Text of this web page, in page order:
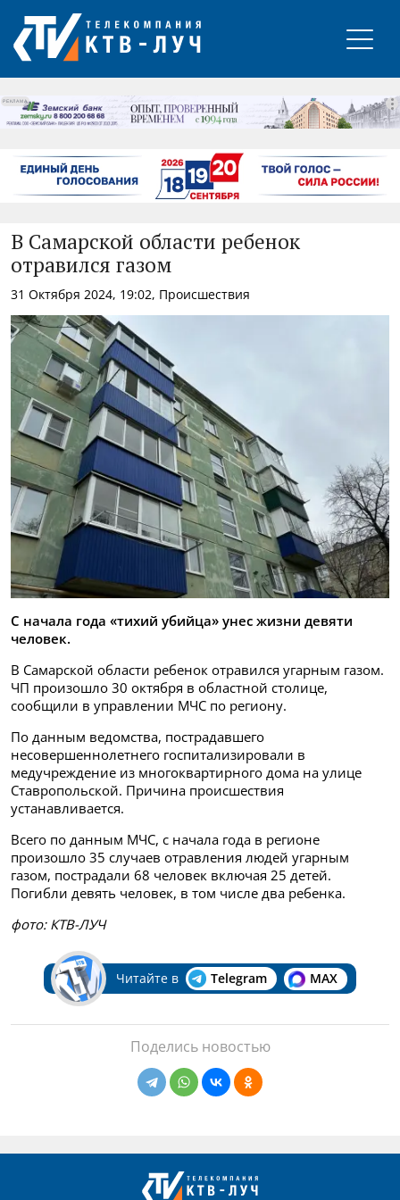
РЕКЛАМА
В Самарской области ребенок
отравился газом
31 Октября 2024, 19:02, Происшествия
С начала года «тихий убийца» унес жизни девяти
человек.
В Самарской области ребенок отравился угарным газом.
ЧП произошло 30 октября в областной столице,
сообщили в управлении МЧС по региону.
По данным ведомства, пострадавшего
несовершеннолетнего госпитализировали в
медучреждение из многоквартирного дома на улице
Ставропольской. Причина происшествия
устанавливается.
Всего по данным МЧС, с начала года в регионе
произошло 35 случаев отравления людей угарным
газом, пострадали 68 человек включая 25 детей.
Погибли девять человек, в том числе два ребенка.
фото: КТВ-ЛУЧ
Читайте в Telegram MAX
Поделись новостью